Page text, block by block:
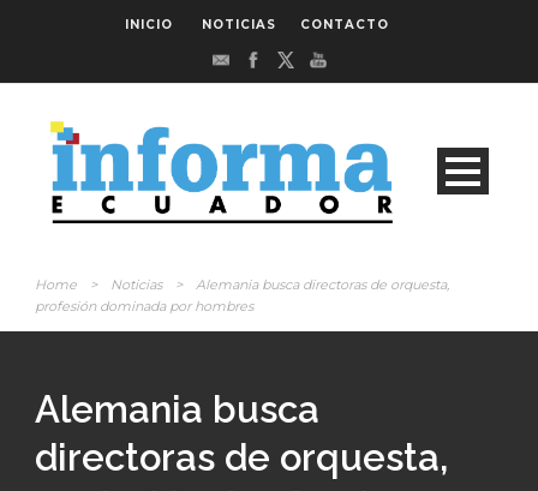
INICIO NOTICIAS CONTACTO
Home > Noticias >
Alemania busca directoras de orquesta,
profesión dominada por hombres
Alemania busca
directoras de orquesta,